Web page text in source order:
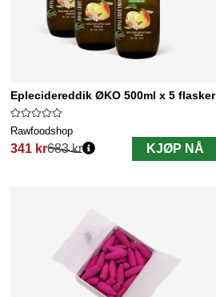
Eplecidereddik ØKO 500ml x 5 flasker
Rawfoodshop
341 kr
Vanlig pris:
683 kr KJØP NÅ